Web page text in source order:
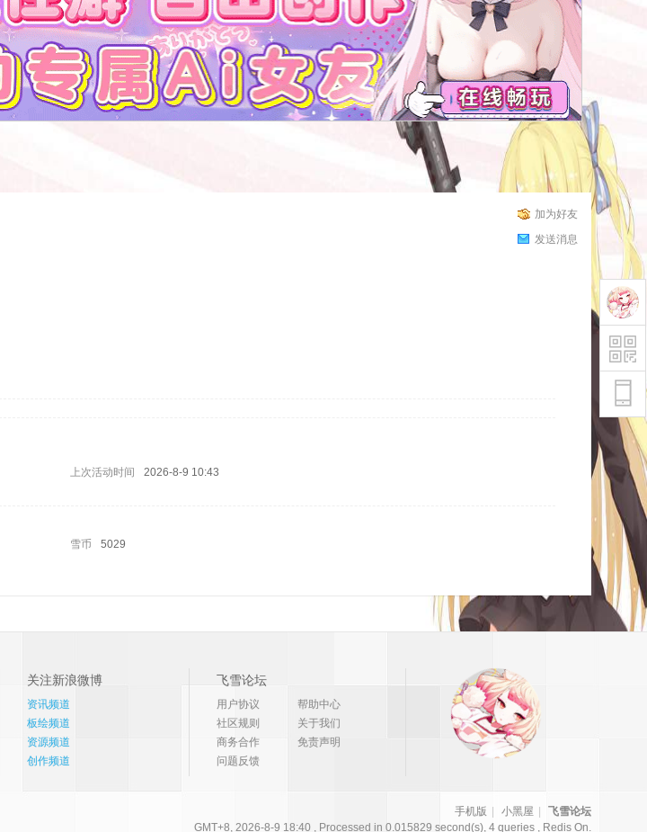
加为好友
发送消息
上次活动时间
2026-8-9 10:43
雪币
5029
关注新浪微博
资讯频道
板绘频道
资源频道
创作频道
飞雪论坛
用户协议
帮助中心
社区规则
关于我们
商务合作
免责声明
问题反馈
手机版 小黑屋
飞雪论坛
GMT+8, 2026-8-9 18:40 , Processed in 0.015829 second(s), 4 queries , Redis On.